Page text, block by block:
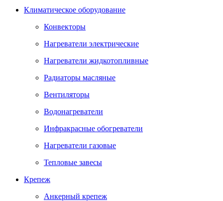
Климатическое оборудование
Конвекторы
Нагреватели электрические
Нагреватели жидкотопливные
Радиаторы масляные
Вентиляторы
Водонагреватели
Инфракрасные обогреватели
Нагреватели газовые
Тепловые завесы
Крепеж
Анкерный крепеж